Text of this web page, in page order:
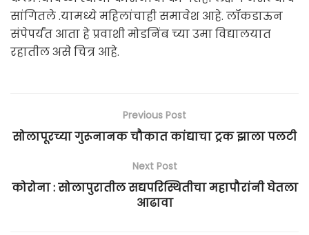
सांगितले .यामध्ये महिलांचाही समावेश आहे. लॉकडाऊन
संपेपर्यंत आता हे प्रवाशी मोडनिंब च्या उमा विद्यालयात
रहातील असे चित्र आहे.
Previous Post
सोलापूरच्या गुरूनानक चौकात कांद्याचा ट्रक झाला पलटी
Next Post
कोरोना : सोलापुरातील सद्यपरिस्थितीचा महापौरांनी घेतला
आढावा